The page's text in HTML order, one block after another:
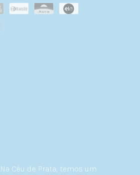
Na Céu de Prata, temos um